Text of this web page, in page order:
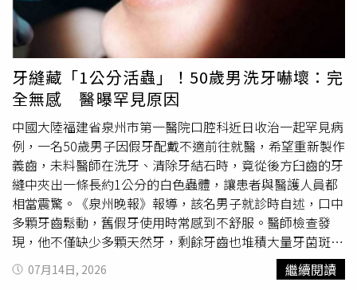
言，照顧這麼多孩子確實不容易，有時吃飯點名還會突然想
不起少了哪一個。姐姐、姐夫們平時很少干涉他帶孩子，偶
爾會送來 蔬菜、生活物資幫忙，知道他不收錢，因此改用其
他方式支持。他則堅持，孩子們到家裡過暑假的所有開銷都
由自己負責。大陸重慶1名被暱稱為「宇宙舅舅」的男子龔
玲軍，每逢寒暑假都會迎接10多名外甥到家中同住。（圖／
翻攝自微博）談到原因，龔玲軍說，年輕時創業曾獲得姊
姊、姊夫們幫助，沒有家人的支持，就沒有今天的自己，因
此希望用實際行動回報家人，也讓下一代從小培養深厚的感
情。他認為，等孩子們長大、各自成家後，全家人要像現在
一樣齊聚一堂將愈來愈困難，因此格外珍惜每一次相聚。這
份付出也獲得孩子們暖心回報。去年暑假結束前，外甥們原
本以要買電腦、手機為由帶他出門，沒想到最後卻把他載到
汽車展示中心，拿出平時存下的零用錢，替舅舅支付新車頭
期款，讓他感動不已。龔玲軍表示，最大的外甥才剛開始工
牙縫藏「1公分活蟲」！50歲男洗牙嚇壞：完
全無感 醫曝罕見原因
中國大陸福建省泉州市第一醫院口腔科近日收治一起罕見病
例，一名50歲男子因假牙配戴不適前往就醫，希望重新製作
義齒，未料醫師在洗牙、清除牙結石時，竟從後方臼齒的牙
縫中夾出一條長約1公分的白色蟲體，讓患者與醫護人員都
相當震驚。《泉州晚報》報導，該名男子就診時自述，口中
多顆牙齒鬆動，舊假牙使用時常感到不舒服。醫師檢查發
現，他不僅缺少多顆天然牙，剩餘牙齒也堆積大量牙菌斑與
牙結石，牙齦紅腫、糜爛，且一碰就出血，診斷為重度牙周
病。此外，患者本身患有糖尿病，並有長期吸菸習慣，均屬
07月14日, 2026 繼續閱讀